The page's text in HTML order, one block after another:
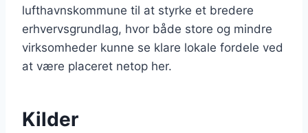
lufthavnskommune til at styrke et bredere
erhvervsgrundlag, hvor både store og mindre
virksomheder kunne se klare lokale fordele ved
at være placeret netop her.
Kilder